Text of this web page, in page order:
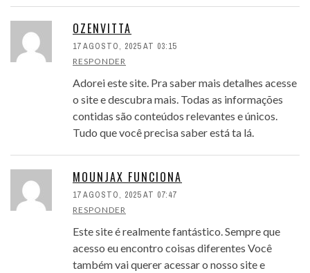
OZENVITTA
17 AGOSTO, 2025 AT 03:15
RESPONDER
Adorei este site. Pra saber mais detalhes acesse
o site e descubra mais. Todas as informações
contidas são conteúdos relevantes e únicos.
Tudo que você precisa saber está ta lá.
MOUNJAX FUNCIONA
17 AGOSTO, 2025 AT 07:47
RESPONDER
Este site é realmente fantástico. Sempre que
acesso eu encontro coisas diferentes Você
também vai querer acessar o nosso site e